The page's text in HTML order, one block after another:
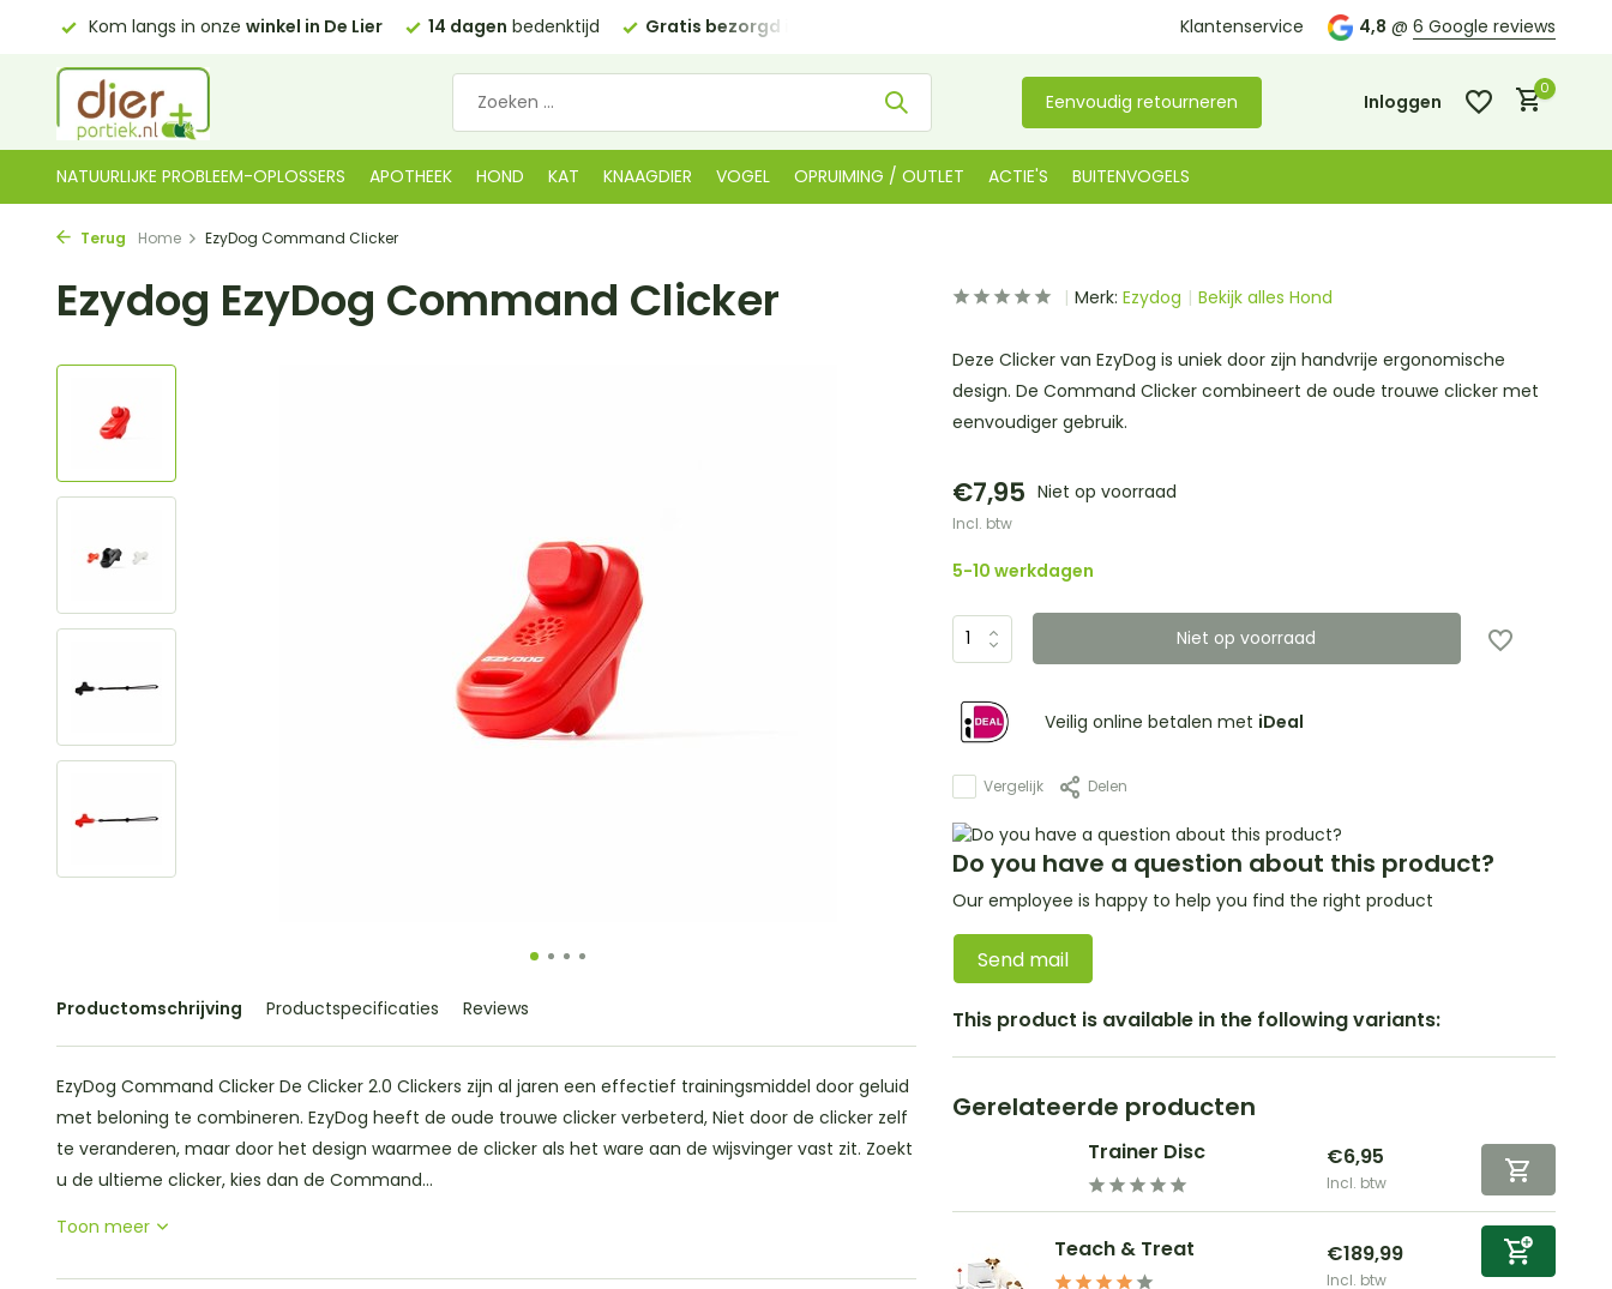
De Lier 14 dagenbedenktijd Gratis bezorgd in NLvanaf €35 (BE €80,00) Kom langs in onze Klantenservice 4,8 @ 6 Google reviews
Eenvoudig retourneren Inloggen
0
NATUURLIJKE PROBLEEM-OPLOSSERS APOTHEEK HOND KAT KNAAGDIER VOGEL OPRUIMING / OUTLET ACTIE'S BUITENVOGELS
Terug Home EzyDog Command Clicker
Ezydog EzyDog Command Clicker
Productomschrijving Productspecificaties Reviews
EzyDog Command Clicker De Clicker 2.0 Clickers zijn al jaren een effectief trainingsmiddel door geluid
met beloning te combineren. EzyDog heeft de oude trouwe clicker verbeterd, Niet door de clicker zelf
te veranderen, maar door het design waarmee de clicker als het ware aan de wijsvinger vast zit. Zoekt
u de ultieme clicker, kies dan de Command...
Toon meer
Merk: Ezydog Bekijk alles Hond
Deze Clicker van EzyDog is uniek door zijn handvrije ergonomische
design. De Command Clicker combineert de oude trouwe clicker met
eenvoudiger gebruik.
€7,95 Niet op voorraad
Incl. btw
5-10 werkdagen
Niet op voorraad
Veilig online betalen met iDeal
Vergelijk Delen
Do you have a question about this product?
Our employee is happy to help you find the right product
Send mail
This product is available in the following variants:
Gerelateerde producten
Trainer Disc €6,95
Incl. btw
Teach & Treat €189,99
Incl. btw